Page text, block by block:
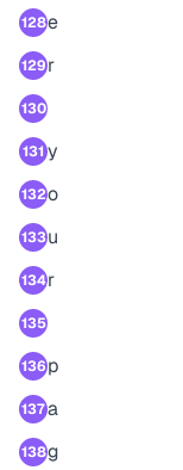
128e
129r
130
131 y
132o
133u
134r
135
136p
137a
138g